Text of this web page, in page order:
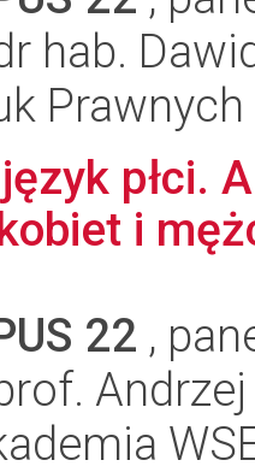
hab.
Prawnych
płci.
i
22 ,